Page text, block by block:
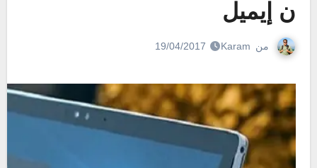
ن إيميل
من Karam
19/04/2017